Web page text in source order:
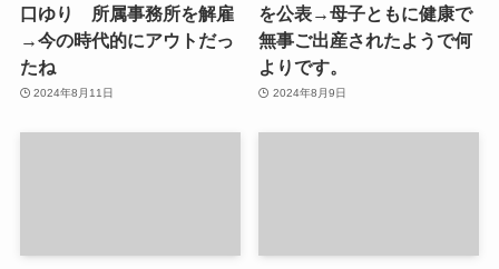
口ゆり 所属事務所を解雇
→今の時代的にアウトだっ
たね
2024年8月11日
を公表→母子ともに健康で
無事ご出産されたようで何
よりです。
2024年8月9日